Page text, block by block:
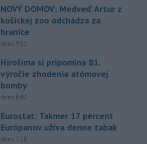
NOVÝ DOMOV: Medveď Artur z
košickej zoo odchádza za
hranice
dnes 9:51
Hirošima si pripomína 81.
výročie zhodenia atómovej
bomby
dnes 8:42
Eurostat: Takmer 17 percent
Európanov užíva denne tabak
dnes 7:18